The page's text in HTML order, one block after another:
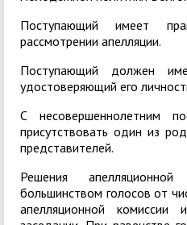
Поступающий имеет
рассмотрении апелляции.
Поступающий должен
удостоверяющий его
С несовершеннолетним
присутствовать один из
представителей.
Решения
большинством голосов от
апелляционной